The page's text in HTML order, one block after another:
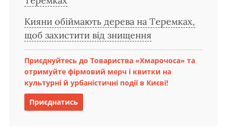
Кияни обіймають дерева на Теремках,
щоб захистити від знищення
Приєднуйтесь до Товариства «Хмарочоса» та
отримуйте фірмовий мерч і квитки на
культурні й урбаністичні події в Києві!
Приєднатись